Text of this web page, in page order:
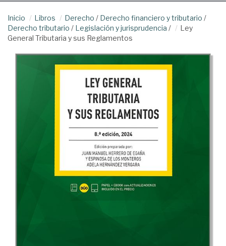
Inicio Libros Derecho / Derecho financiero y tributario /
Derecho tributario / Legislación y jurisprudencia /
Ley
General Tributaria y sus Reglamentos